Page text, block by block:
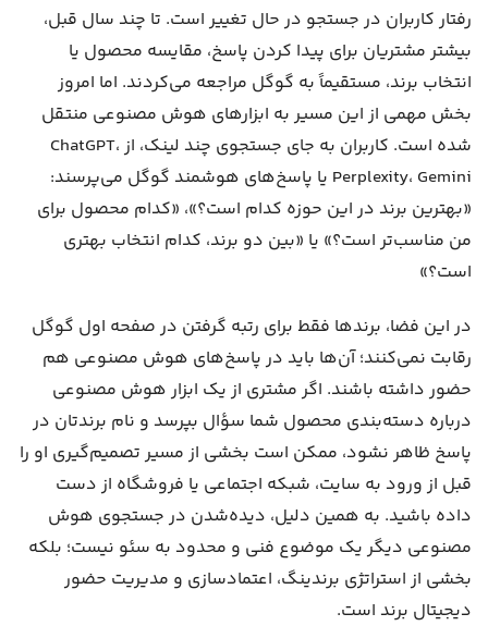
h
D
e
رفتار کاربران در جستجو در حال تغییر است. تا چند سال قبل،
بیشتر مشتریان برای پیدا کردن پاسخ، مقایسه محصول یا
انتخاب برند، مستقیماً به گوگل مراجعه می‌کردند. اما امروز
بخش مهمی از این مسیر به ابزارهای هوش مصنوعی منتقل
شده است. کاربران به جای جستجوی چند لینک، از ChatGPT،
Perplexity، Gemini یا پاسخ‌های هوشمند گوگل می‌پرسند:
«بهترین برند در این حوزه کدام است؟»، «کدام محصول برای
من مناسب‌تر است؟» یا «بین دو برند، کدام انتخاب بهتری
است؟»
در این فضا، برندها فقط برای رتبه گرفتن در صفحه اول گوگل
رقابت نمی‌کنند؛ آن‌ها باید در پاسخ‌های هوش مصنوعی هم
حضور داشته باشند. اگر مشتری از یک ابزار هوش مصنوعی
درباره دسته‌بندی محصول شما سؤال بپرسد و نام برندتان در
پاسخ ظاهر نشود، ممکن است بخشی از مسیر تصمیم‌گیری او را
قبل از ورود به سایت، شبکه اجتماعی یا فروشگاه از دست
داده باشید. به همین دلیل، دیده‌شدن در جستجوی هوش
مصنوعی دیگر یک موضوع فنی و محدود به سئو نیست؛ بلکه
بخشی از استراتژی برندینگ، اعتمادسازی و مدیریت حضور
دیجیتال برند است.